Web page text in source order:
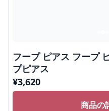
フープ ピアス フープ
プピアス
¥3,620
商品の